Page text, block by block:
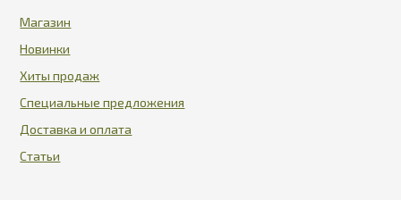
Магазин
Новинки
Хиты продаж
Специальные предложения
Доставка и оплата
Статьи